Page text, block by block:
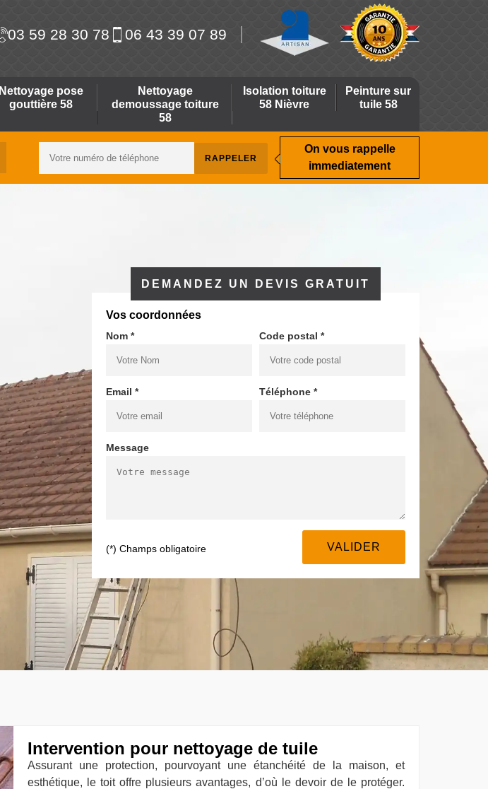
03 59 28 30 78 06 43 39 07 89
Nettoyage pose
gouttière 58
Nettoyage
demoussage toiture
58
Isolation toiture
58 Nièvre
Peinture sur
tuile 58
On vous rappelle
immediatement
DEMANDEZ UN DEVIS GRATUIT
Vos coordonnées
Nom * Code postal *
Email * Téléphone *
Message
(*) Champs obligatoire
Intervention pour nettoyage de tuile
Assurant une protection, pourvoyant une étanchéité de la maison, et
esthétique, le toit offre plusieurs avantages, d’où le devoir de le protéger.